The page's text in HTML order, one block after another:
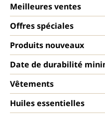
Meilleures ventes
Offres spéciales
Produits nouveaux
Date de durabilité
Vêtements
Huiles essentielles